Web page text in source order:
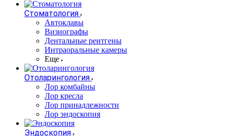
Стоматология
Автоклавы
Визиографы
Дентальные рентгены
Интраоральные камеры
Еще
Отоларингология
Лор комбайны
Лор кресла
Лор принадлежности
Лор эндоскопия
Эндоскопия